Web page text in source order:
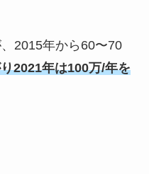
2015年から60〜70
2021年は100万/年を